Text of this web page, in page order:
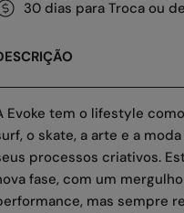
30 dias para Troca ou
Evoke tem o lifestyle
o skate, a arte e a
processos criativos.
fase, com um
mas sempre